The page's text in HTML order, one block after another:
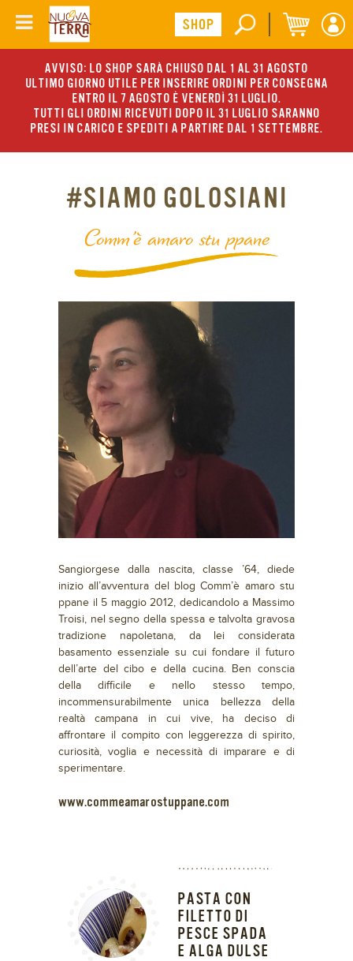
AVVISO: LO SHOP SARÀ CHIUSO DAL 1 AL 31 AGOSTO
ULTIMO GIORNO UTILE PER INSERIRE ORDINI PER CONSEGNA
ENTRO IL 7 AGOSTO È VENERDÌ 31 LUGLIO.
TUTTI GLI ORDINI RICEVUTI DOPO IL 31 LUGLIO SARANNO
PRESI IN CARICO E SPEDITI A PARTIRE DAL 1 SETTEMBRE.
#SIAMO GOLOSIANI
Comm’è amaro stu ppane
Sangiorgese dalla nascita, classe ’64, diede
inizio all’avventura del blog Comm’è amaro stu
ppane il 5 maggio 2012, dedicandolo a Massimo
Troisi, nel segno della spessa e talvolta gravosa
tradizione napoletana, da lei considerata
basamento essenziale su cui fondare il futuro
dell’arte del cibo e della cucina. Ben conscia
della difficile e nello stesso tempo,
incommensurabilmente unica bellezza della
realtà campana in cui vive, ha deciso di
affrontare il compito con leggerezza di spirito,
curiosità, voglia e necessità di imparare e di
sperimentare.
www.commeamarostuppane.com
PASTA CON
FILETTO DI
PESCE SPADA
E ALGA DULSE